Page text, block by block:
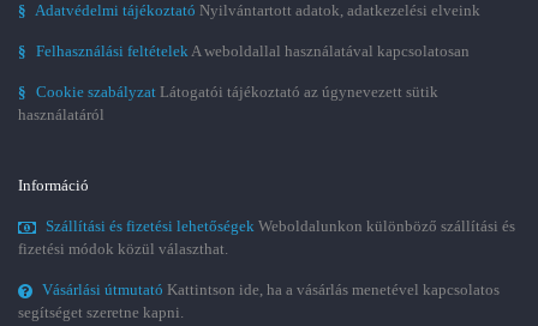
§ Adatvédelmi tájékoztató Nyilvántartott adatok, adatkezelési elveink
§ Felhasználási feltételekA weboldallal használatával kapcsolatosan
§ Cookie szabályzat Látogatói tájékoztató az úgynevezett sütik
használatáról
Információ
Szállítási és fizetési lehetőségek Weboldalunkon különböző szállítási és
fizetési módok közül választhat.
Vásárlási útmutató Kattintson ide, ha a vásárlás menetével kapcsolatos
segítséget szeretne kapni.